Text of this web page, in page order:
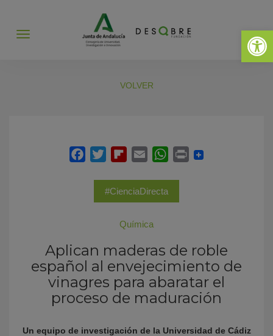
Abrir
Abrir
VOLVER
#CienciaDirecta
Química
Aplican maderas de roble
español al envejecimiento de
vinagres para abaratar el
proceso de maduración
Un equipo de investigación de la Universidad de Cádiz